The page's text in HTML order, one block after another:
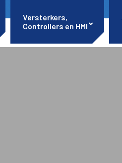
Versterkers,
Controllers en HMI